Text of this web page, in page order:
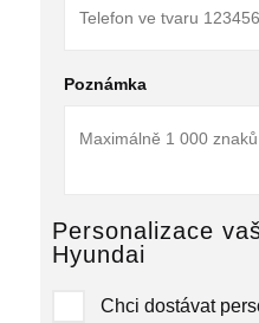
Poznámka
Personalizace
Hyundai
Chci dostávat